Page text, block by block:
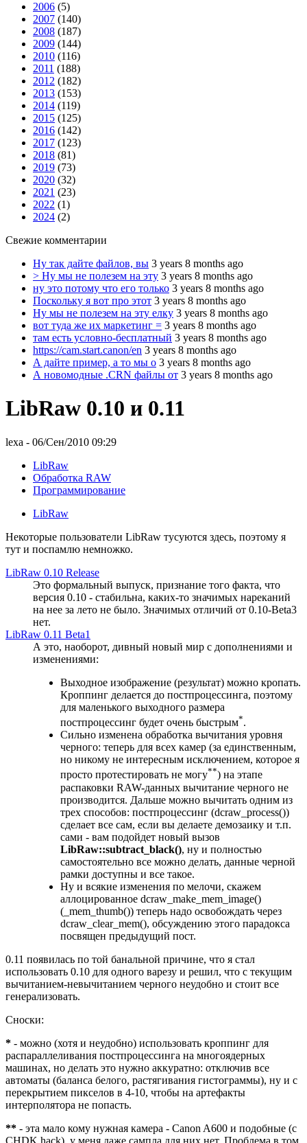
2006 (5)
2007 (140)
2008 (187)
2009 (144)
2010 (116)
2011 (188)
2012 (182)
2013 (153)
2014 (119)
2015 (125)
2016 (142)
2017 (123)
2018 (81)
2019 (73)
2020 (32)
2021 (23)
2022 (1)
2024 (2)
Свежие комментарии
Ну так дайте файлов, вы 3 years 8 months ago
> Ну мы не полезем на эту 3 years 8 months ago
ну это потому что его только 3 years 8 months ago
Поскольку я вот про этот 3 years 8 months ago
Ну мы не полезем на эту елку 3 years 8 months ago
вот туда же их маркетинг = 3 years 8 months ago
там есть условно-бесплатный 3 years 8 months ago
https://cam.start.canon/en 3 years 8 months ago
А дайте пример, а то мы о 3 years 8 months ago
А новомодные .CRN файлы от 3 years 8 months ago
LibRaw 0.10 и 0.11
lexa - 06/Сен/2010 09:29
LibRaw
Обработка RAW
Программирование
LibRaw
Некоторые пользователи LibRaw тусуются здесь, поэтому я
тут и поспамлю немножко.
LibRaw 0.10 Release
Это формальный выпуск, признание того факта, что
версия 0.10 - стабильна, каких-то значимых нареканий
на нее за лето не было. Значимых отличий от 0.10-Beta3
нет.
LibRaw 0.11 Beta1
А это, наоборот, дивный новый мир с дополнениями и
изменениями:
Выходное изображение (результат) можно кропать.
Кроппинг делается до постпроцессинга, поэтому
для маленького выходного размера
постпроцессинг будет очень быстрым*.
Сильно изменена обработка вычитания уровня
черного: теперь для всех камер (за единственным,
но никому не интересным исключением, которое я
просто протестировать не могу**) на этапе
распаковки RAW-данных вычитание черного не
производится. Дальше можно вычитать одним из
трех способов: постпроцессинг (dcraw_process())
сделает все сам, если вы делаете демозаику и т.п.
сами - вам подойдет новый вызов
LibRaw::subtract_black(), ну и полностью
самостоятельно все можно делать, данные черной
рамки доступны и все такое.
Ну и всякие изменения по мелочи, скажем
аллоцированное dcraw_make_mem_image()
(_mem_thumb()) теперь надо освобождать через
dcraw_clear_mem(), обсуждению этого парадокса
посвящен предыдущий пост.
0.11 появилась по той банальной причине, что я стал
использовать 0.10 для одного варезу и решил, что c текущим
вычитанием-невычитанием черного неудобно и стоит все
генерализовать.
Сноски:
* - можно (хотя и неудобно) использовать кроппинг для
распараллеливания постпроцессинга на многоядерных
машинах, но делать это нужно аккуратно: отключив все
автоматы (баланса белого, растягивания гистограммы), ну и с
перекрытием пикселов в 4-10, чтобы на артефакты
интерполятора не попасть.
** - эта мало кому нужная камера - Canon A600 и подобные (с
CHDK hack), у меня даже сампла для них нет. Проблема в том,